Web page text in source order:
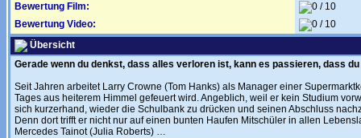
Bewertung Film:
Bewertung Video:
Übersicht
Gerade wenn du denkst, dass alles verloren ist, kann es passieren, dass
Seit Jahren arbeitet Larry Crowne (Tom Hanks) als Manager einer
Tages aus heiterem Himmel gefeuert wird. Angeblich, weil er kein Studium
sich kurzerhand, wieder die Schulbank zu drücken und seinen Abschluss
Denn dort trifft er nicht nur auf einen bunten Haufen Mitschüler in allen
Mercedes Tainot (Julia Roberts) …